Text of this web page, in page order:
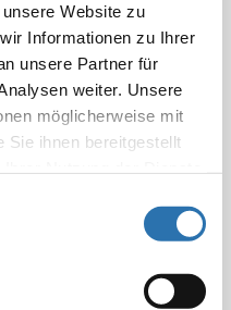
Website zu
Informationen zu Ihrer
unsere Partner für
weiter. Unsere
möglicherweise mit
Sie ihnen bereitgestellt
weiterhin
der Kampf gegen die
ist. Was wir
und
auch zu den
Analog zu
Suchtmitteln muss die
und
finanziert
hinaus ein